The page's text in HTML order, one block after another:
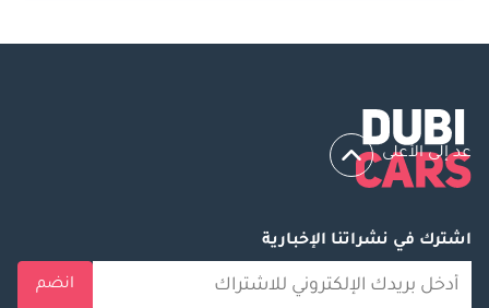
عد إلى الأعلى
اشترك في نشراتنا الإخبارية
انضم